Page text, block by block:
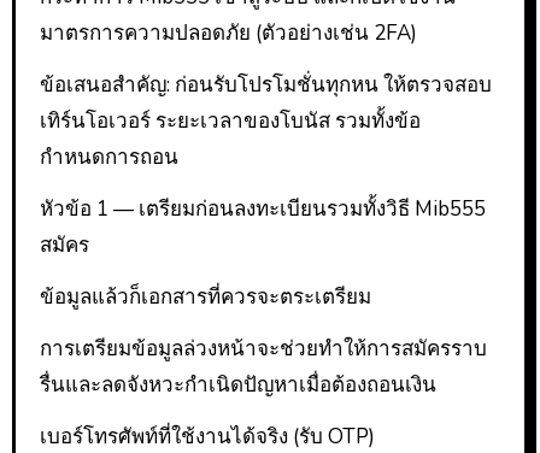
มาตรการความปลอดภัย (ตัวอย่างเช่น 2FA)
ข้อเสนอสำคัญ: ก่อนรับโปรโมชั่นทุกหน ให้ตรวจสอบ
เทิร์นโอเวอร์ ระยะเวลาของโบนัส รวมทั้งข้อ
กำหนดการถอน
หัวข้อ 1 — เตรียมก่อนลงทะเบียนรวมทั้งวิธี Mib555
สมัคร
ข้อมูลแล้วก็เอกสารที่ควรจะตระเตรียม
การเตรียมข้อมูลล่วงหน้าจะช่วยทำให้การสมัครราบ
รื่นและลดจังหวะกำเนิดปัญหาเมื่อต้องถอนเงิน
เบอร์โทรศัพท์ที่ใช้งานได้จริง (รับ OTP)